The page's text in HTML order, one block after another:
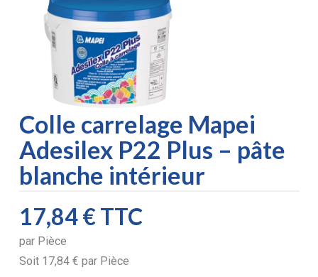
Colle carrelage Mapei
Adesilex P22 Plus – pâte
blanche intérieur
17,84 €TTC
par Pièce
Soit 17,84 € par Pièce